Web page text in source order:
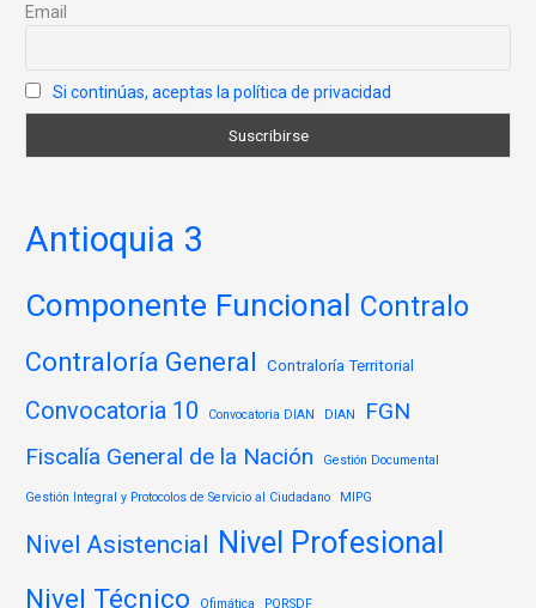
Email
Si continúas, aceptas la política de privacidad
Antioquia 3
Componente Funcional Contralo
Contraloría General Contraloría Territorial
Convocatoria 10 Convocatoria DIAN DIAN
FGN
Fiscalía General de la Nación
Gestión Documental
Gestión Integral y Protocolos de Servicio al Ciudadano MIPG
Nivel Asistencial Nivel Profesional
Nivel Técnico Ofimática PQRSDF